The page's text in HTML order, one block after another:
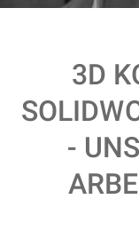
3D
-